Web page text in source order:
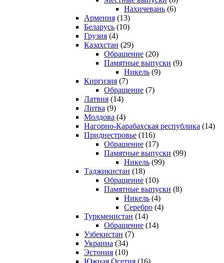
Нахичевань (6)
Армения (13)
Беларусь (10)
Грузия (4)
Казахстан (29)
Обращение (20)
Памятные выпуски (9)
Никель (9)
Киргизия (7)
Обращение (7)
Латвия (14)
Литва (9)
Молдова (4)
Нагорно-Карабахская республика (14)
Приднестровье (116)
Обращение (17)
Памятные выпуски (99)
Никель (99)
Таджикистан (18)
Обращение (10)
Памятные выпуски (8)
Никель (4)
Серебро (4)
Туркменистан (14)
Обращение (14)
Узбекистан (7)
Украина (34)
Эстония (10)
Южная Осетия (16)